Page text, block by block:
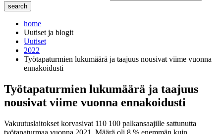
home
Uutiset ja blogit
Uutiset
2022
Työtapaturmien lukumäärä ja taajuus nousivat viime vuonna
ennakoidusti
Työtapaturmien lukumäärä ja taajuus
nousivat viime vuonna ennakoidusti
Vakuutuslaitokset korvasivat 110 100 palkansaajille sattunutta
työtapaturmaa vuonna 2021. Määrä oli 8 % enemmän kuin